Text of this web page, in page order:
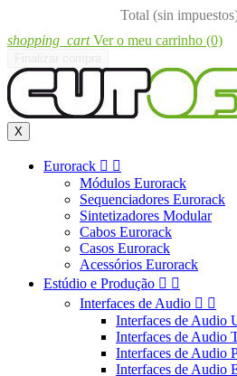
Total (sin
shopping_cart Ver o meu carrinho (0)
X
Eurorack  
Módulos Eurorack
Sequenciadores Eurorack
Sintetizadores Modular
Cabos Eurorack
Casos Eurorack
Acessórios Eurorack
Estúdio e Produção  
Interfaces de Audio  
Interfaces de Audio
Interfaces de Audio
Interfaces de Audio
Interfaces de Audio